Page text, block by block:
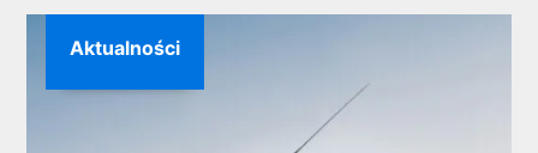
Aktualności